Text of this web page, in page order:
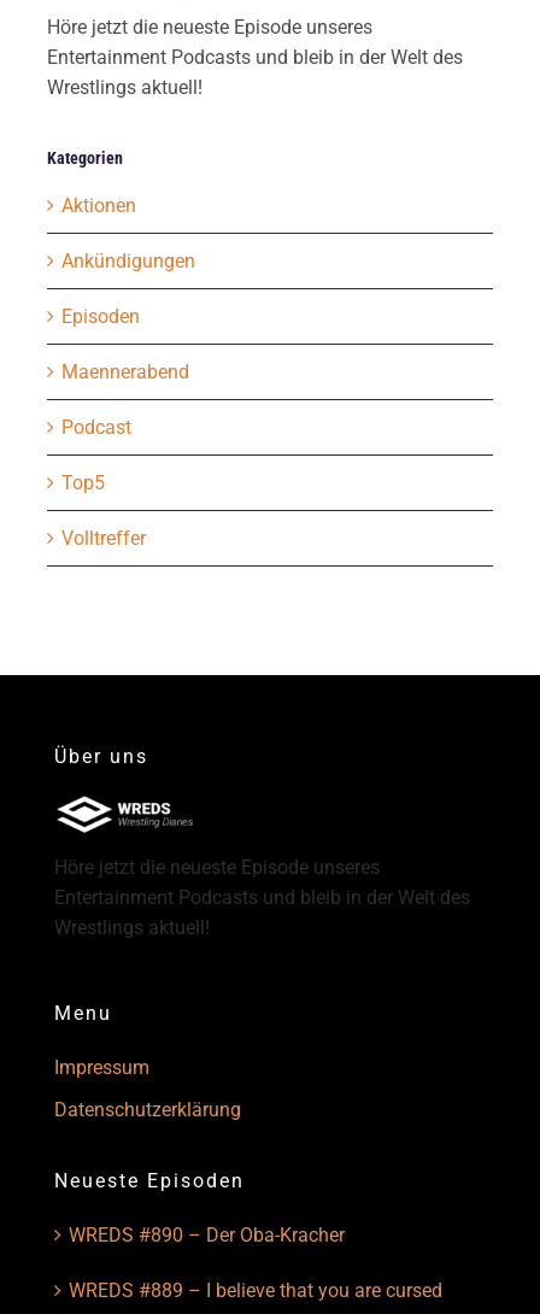
Höre jetzt die neueste Episode unseres
Entertainment Podcasts und bleib in der Welt des
Wrestlings aktuell!
Kategorien
Aktionen
Ankündigungen
Episoden
Maennerabend
Podcast
Top5
Volltreffer
Über uns
Höre jetzt die neueste Episode unseres
Entertainment Podcasts und bleib in der Welt des
Wrestlings aktuell!
Menu
Impressum
Datenschutzerklärung
Neueste Episoden
WREDS #890 – Der Oba-Kracher
WREDS #889 – I believe that you are cursed